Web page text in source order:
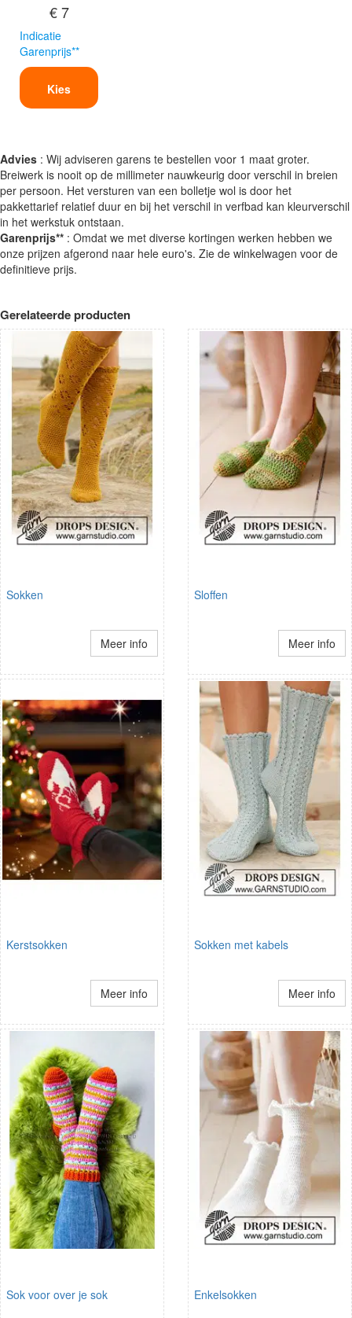
€ 7
Indicatie
Garenprijs**
Kies
Advies : Wij adviseren garens te bestellen voor 1 maat groter.
Breiwerk is nooit op de millimeter nauwkeurig door verschil in breien
per persoon. Het versturen van een bolletje wol is door het
pakkettarief relatief duur en bij het verschil in verfbad kan kleurverschil
in het werkstuk ontstaan.
Garenprijs** : Omdat we met diverse kortingen werken hebben we
onze prijzen afgerond naar hele euro's. Zie de winkelwagen voor de
definitieve prijs.
Gerelateerde producten
Sokken
Meer info
Sloffen
Meer info
Kerstsokken
Meer info
Sokken met kabels
Meer info
Sok voor over je sok Enkelsokken